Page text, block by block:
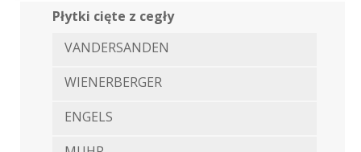
Płytki cięte z cegły
VANDERSANDEN
WIENERBERGER
ENGELS